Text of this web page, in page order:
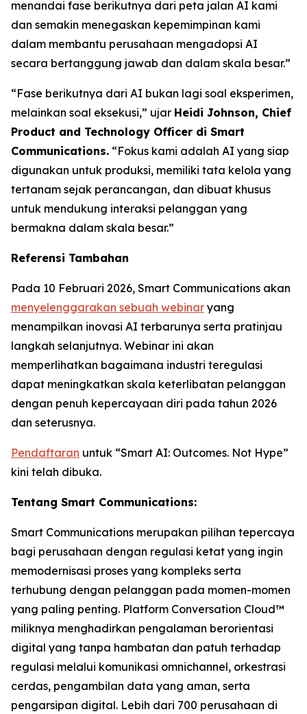
menandai fase berikutnya dari peta jalan AI kami
dan semakin menegaskan kepemimpinan kami
dalam membantu perusahaan mengadopsi AI
secara bertanggung jawab dan dalam skala besar.”
“Fase berikutnya dari AI bukan lagi soal eksperimen,
melainkan soal eksekusi,” ujar Heidi Johnson, Chief
Product and Technology Officer di Smart
Communications. “Fokus kami adalah AI yang siap
digunakan untuk produksi, memiliki tata kelola yang
tertanam sejak perancangan, dan dibuat khusus
untuk mendukung interaksi pelanggan yang
bermakna dalam skala besar.”
Referensi Tambahan
Pada 10 Februari 2026, Smart Communications akan
menyelenggarakan sebuah webinar yang
menampilkan inovasi AI terbarunya serta pratinjau
langkah selanjutnya. Webinar ini akan
memperlihatkan bagaimana industri teregulasi
dapat meningkatkan skala keterlibatan pelanggan
dengan penuh kepercayaan diri pada tahun 2026
dan seterusnya.
Pendaftaran untuk “Smart AI: Outcomes. Not Hype”
kini telah dibuka.
Tentang Smart Communications:
Smart Communications merupakan pilihan tepercaya
bagi perusahaan dengan regulasi ketat yang ingin
memodernisasi proses yang kompleks serta
terhubung dengan pelanggan pada momen-momen
yang paling penting. Platform Conversation Cloud™
miliknya menghadirkan pengalaman berorientasi
digital yang tanpa hambatan dan patuh terhadap
regulasi melalui komunikasi omnichannel, orkestrasi
cerdas, pengambilan data yang aman, serta
pengarsipan digital. Lebih dari 700 perusahaan di